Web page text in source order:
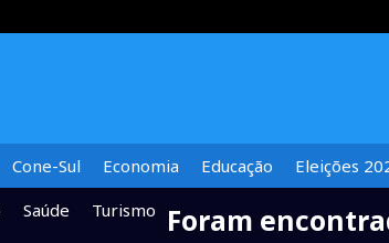
Cone-Sul Economia Educação Eleições
Saúde Turismo Foram